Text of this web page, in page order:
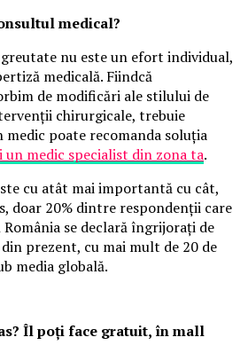
medical?
nu este un efort individual,
medicală. Fiindcă
de modificări ale stilului de
chirurgicale, trebuie
medic poate recomanda soluția
un medic specialist din zona ta.
cu atât mai importantă cu cât,
doar 20% dintre respondenții care
se declară îngrijorați de
prezent, cu mai mult de 20 de
media globală.
Îl poți face gratuit, în mall